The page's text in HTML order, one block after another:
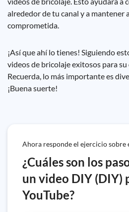
alrededor de tu canal y a mantener
comprometida.
¡Así que ahí lo tienes! Siguiendo
videos de bricolaje exitosos para su
Recuerda, lo más importante es
¡Buena suerte!
Ahora responde el ejercicio sobre
¿Cuáles son los
un video DIY (DIY)
YouTube?